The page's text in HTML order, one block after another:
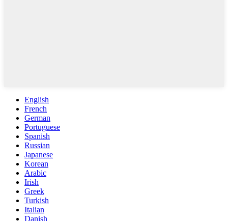
English
French
German
Portuguese
Spanish
Russian
Japanese
Korean
Arabic
Irish
Greek
Turkish
Italian
Danish